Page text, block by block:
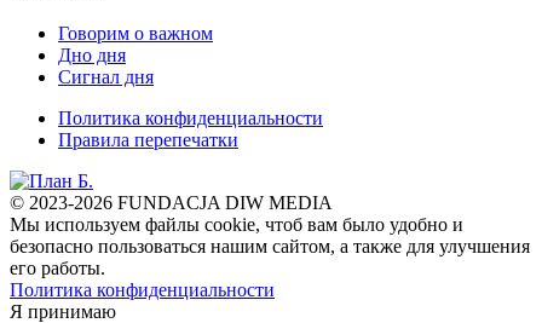
Говорим о важном
Дно дня
Сигнал дня
Политика конфиденциальности
Правила перепечатки
© 2023-2026 FUNDACJA DIW MEDIA
Мы используем файлы cookie, чтоб вам было удобно и
безопасно пользоваться нашим сайтом, а также для улучшения
его работы.
Политика конфиденциальности
Я принимаю